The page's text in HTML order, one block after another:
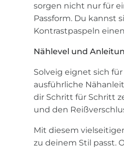
sorgen nicht nur für
Passform. Du kannst
Kontrastpaspeln
Nählevel und
Solveig eignet sich
ausführliche
dir Schritt für Schritt
und den
Mit diesem
zu deinem Stil passt.